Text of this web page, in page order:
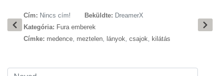
Cím: Nincs cím! Beküldte: DreamerX
Kategória: Fura emberek
Címke: medence, meztelen, lányok, csajok, kilátás